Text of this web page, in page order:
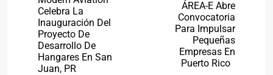
Celebra La
Inauguración Del
Proyecto De
Desarrollo De
Hangares En San
Juan, PR
ÁREA-E Abre
Convocatoria
Para Impulsar
Pequeñas
Empresas En
Puerto Rico